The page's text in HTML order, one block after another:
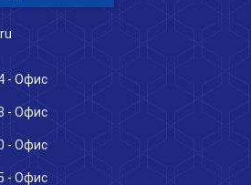
- Офис
- Офис
- Офис
- Офис